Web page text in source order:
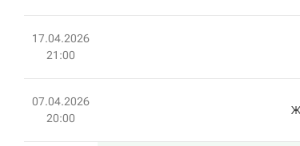
17.04.2026
21:00
07.04.2026
20:00